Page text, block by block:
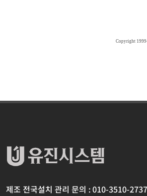
Copyright
제조 전국설치 관리 문의 : 010-3510-2737